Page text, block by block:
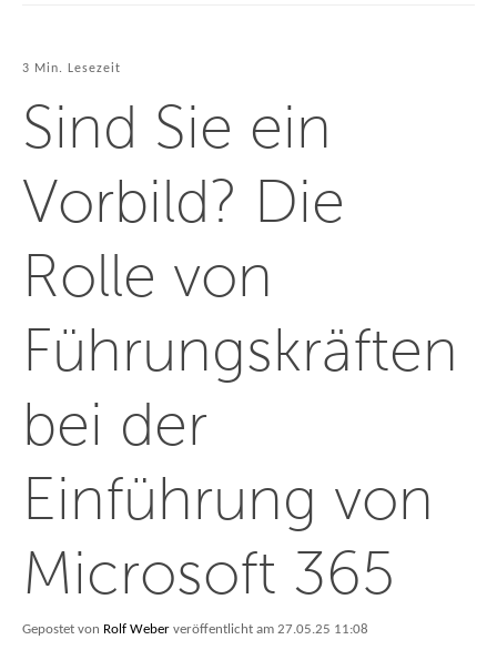
3 Min. Lesezeit
Sind Sie ein
Vorbild? Die
Rolle von
Führungskräften
bei der
Einführung von
Microsoft 365
Gepostet von Rolf Weber veröffentlicht am 27.05.25 11:08